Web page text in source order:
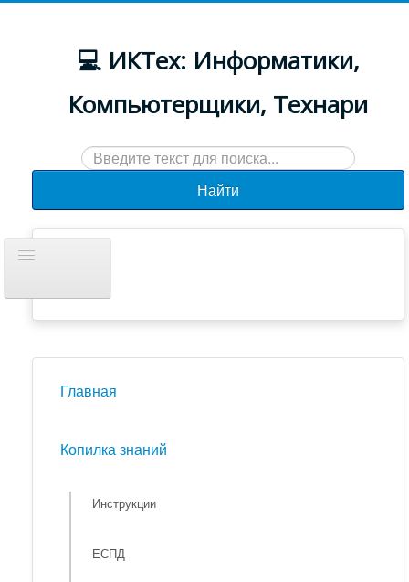
💻 ИКТех: Информатики,
Компьютерщики, Технари
Искать...
Найти
навигацию
Новости
Главная
Копилка знаний
Инструкции
ЕСПД